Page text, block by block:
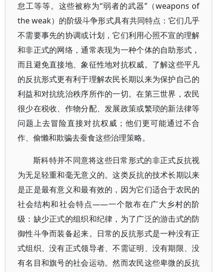
怠工等等。这些被称为“弱者的武器”（weapons of
the weak）的阶级斗争形式具有共同特点：它们几乎
不需要事先的协调或计划，它们利用心照不宣的理解
和非正式的网络，通常表现为一种个体的自助形式，
而且避免直接地、象征性地对抗权威。了解这些平凡
的反抗形式更有利于理解农民长期以来为保护自己的
利益和对抗统治秩序所作的一切。在第三世界，农民
很少在税收、作物分配、发展政策或繁琐的新法律等
问题上去冒险直接对抗权威；他们更可能通过不合
作、偷懒和欺骗去蚕食这些治理策略。
斯科特并不同意将这些日常形式的非正式反抗视
为无足轻重和毫无意义的。这类反抗的技术长期以来
是正是最有意义和最有效的，因为它们适合于农民的
社会结构和社会特点——一个散布在广大乡村的阶
级：缺少正式的组织和纪律，为了广泛的游击式的防
御性斗争而装备起来。日常的反抗形式是一种没有正
式组织、没有正式领导者、不需证明、没有期限、没
有名目和旗号的社会运动。然而农民这些卑微的反抗